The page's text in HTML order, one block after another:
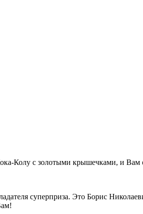
Колу с золотыми крышечками, и
суперприза. Это Борис